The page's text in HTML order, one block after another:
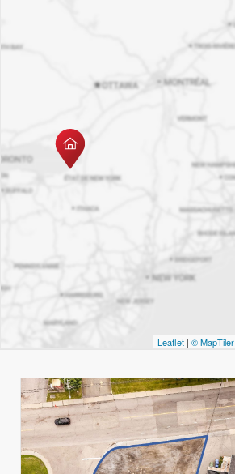
Leaflet | © MapTiler